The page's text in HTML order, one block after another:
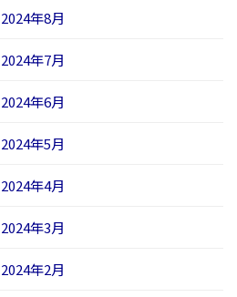
2024年8月
2024年7月
2024年6月
2024年5月
2024年4月
2024年3月
2024年2月